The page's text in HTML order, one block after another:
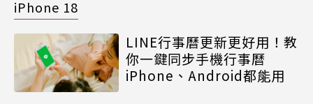
iPhone 18
LINE行事曆更新更好用！教
你一鍵同步手機行事曆
iPhone、Android都能用